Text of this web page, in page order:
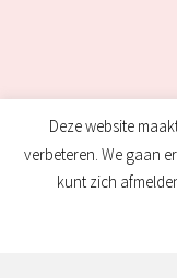
Deze website
verbeteren. We gaan
kunt zich